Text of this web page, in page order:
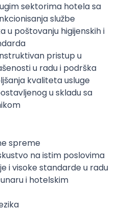
sektorima hotela sa
službe
u poštovanju higijenskih i
pristup u
u radu i podrška
kvaliteta usluge
u skladu sa
spreme
na istim poslovima
i visoke standarde u radu
i hotelskim